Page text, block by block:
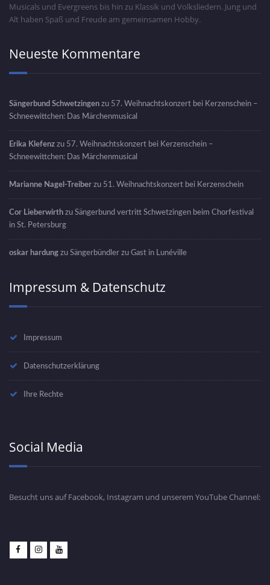
Musicals und Evergreens bis hin zu Klassik und Volksliedern. Jung und
Alt haben Spaß und Freude am gemeinsamen Hobby.
Neueste Kommentare
Sängerbund Schwetzingen zu 57. Weihnachtskonzert bei Kerzenschein –
Schneewittchen: Das Märchenmusical
Erika Klefenz zu 57. Weihnachtskonzert bei Kerzenschein –
Schneewittchen: Das Märchenmusical
Marianne Nagel-Treiber zu 51. Weihnachtskonzert bei Kerzenschein
Cor Lieberwirth zu Sängerbund vertritt Schwetzingen beim Chorfestival
in St. Petersburg
oskar hardung zu Sängerbündler zu Gast in Lunéville
Impressum & Datenschutz
Impressum
Datenschutzerklärung
Ihre Rechte
Social Media
Besucht uns auf Facebook, Instagram und unserem YouTube Channel: